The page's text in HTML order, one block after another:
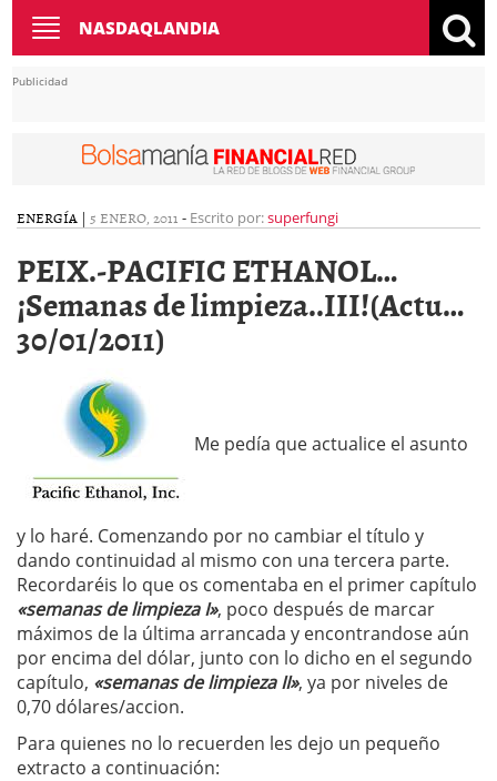
Toggle
navigation
NASDAQLANDIA
Publicidad
ENERGÍA | 5 ENERO, 2011 - Escrito por:superfungi
PEIX.-PACIFIC ETHANOL…
¡Semanas de limpieza..III!(Actu…
30/01/2011)
Me pedía que actualice el asunto
y lo haré. Comenzando por no cambiar el título y
dando continuidad al mismo con una tercera parte.
Recordaréis lo que os comentaba en el primer capítulo
«semanas de limpieza I», poco después de marcar
máximos de la última arrancada y encontrandose aún
por encima del dólar, junto con lo dicho en el segundo
capítulo, «semanas de limpieza II», ya por niveles de
0,70 dólares/accion.
Para quienes no lo recuerden les dejo un pequeño
extracto a continuación: